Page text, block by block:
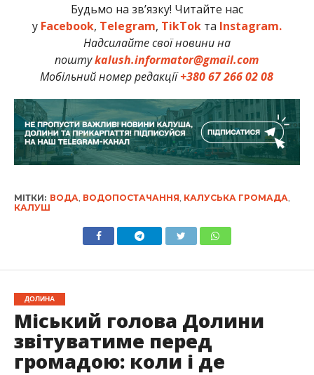
Будьмо на зв’язку! Читайте нас
у Facebook, Telegram, TikTokта Instagram.
Надсилайте свої новини на
поштуkalush.informator@gmail.com
Мобільний номер редакції+380 67 266 02 08
МІТКИ: ВОДА ВОДОПОСТАЧАННЯ КАЛУСЬКА ГРОМАДА
КАЛУШ
ДОЛИНА
Міський голова Долини
звітуватиме перед
громадою: коли і де